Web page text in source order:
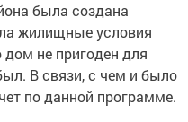
была создана
жилищные условия
не пригоден для
В связи, с чем и было
по данной программе.